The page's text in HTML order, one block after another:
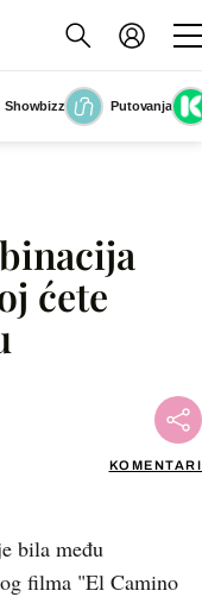
Showbizz
Putovanja
Slika nije dostupna
ćete
KOMENTARI
bila među
filma "El Camino